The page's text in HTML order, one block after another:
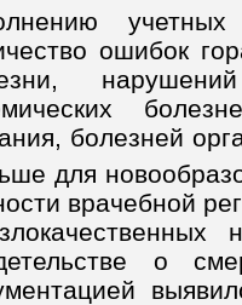
ошибок
болезней
для
врачебной
о